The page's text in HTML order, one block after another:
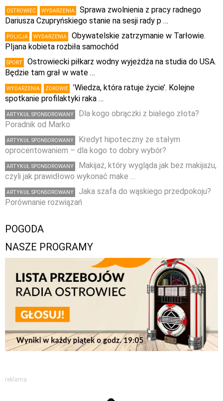
OSTROWIEC WYDARZENIA
Sprawa zwolnienia z pracy radnego
Dariusza Czupryńskiego stanie na sesji rady p …
POLICJA WYDARZENIA
Obywatelskie zatrzymanie w Tarłowie.
PIjana kobieta rozbiła samochód
SPORT
Ostrowiecki piłkarz wodny wyjeżdża na studia do USA.
Będzie tam grał w wate …
WYDARZENIA ZDROWIE
’Wiedza, która ratuje życie’. Kolejne
spotkanie profilaktyki raka …
ARTYKUŁ SPONSOROWANY
Dla kogo obrączki z białego złota?
Poradnik od Marko
ARTYKUŁ SPONSOROWANY
Kredyt hipoteczny ze stałym
oprocentowaniem – dla kogo to dobry wybór?
ARTYKUŁ SPONSOROWANY
Makijaż, który wygląda jak bez makijażu,
czyli jak prawidłowo wykonać make …
ARTYKUŁ SPONSOROWANY
Jaka szafa do wąskiego przedpokoju?
Porównanie rozwiązań
POGODA
NASZE PROGRAMY
reklama